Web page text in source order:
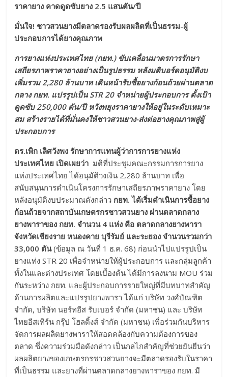
ราคายาง คาดดูดซับยาง 2.5 แสนตัน/ปี
มั่นใจ! ชาวสวนยางมีตลาดรองรับผลผลิตที่เป็นธรรม-ผู้
ประกอบการได้ยางคุณภาพ
การยางแห่งประเทศไทย (กยท.) ขับเคลื่อนมาตรการรักษา
เสถียรภาพราคายางอย่างเป็นรูปธรรม หลังมติบอร์ดอนุมัติงบ
เพิ่มรวม 2,280 ล้านบาท เดินหน้ารับซื้อยางก้อนถ้วยผ่านตลาด
กลาง กยท. แปรรูปเป็น STR 20 จำหน่ายผู้ประกอบการ ตั้งเป้า
ดูดซับ 250,000 ตัน/ปี หวังพยุงราคายางให้อยู่ในระดับเหมาะ
สม สร้างรายได้ที่มั่นคงให้ชาวสวนยาง-ส่งต่อยางคุณภาพสู่ผู้
ประกอบการ
ดร.เพิก เลิศวังพง รักษาการแทนผู้ว่าการการยางแห่ง
ประเทศไทย เปิดเผยว่า มติที่ประชุมคณะกรรมการการยาง
แห่งประเทศไทย ได้อนุมัติวงเงิน 2,280 ล้านบาท เพื่อ
สนับสนุนการดำเนินโครงการรักษาเสถียรภาพราคายาง โดย
หลังอนุมัติงบประมาณดังกล่าว กยท. ได้เริ่มดำเนินการซื้อยาง
ก้อนถ้วยจากสถาบันเกษตรกรชาวสวนยาง ผ่านตลาดกลาง
ยางพาราของ กยท. จำนวน 4 แห่ง คือ ตลาดกลางยางพารา
จังหวัดเชียงราย หนองคาย บุรีรัมย์ และระยอง จำนวนรวมกว่า
33,000 ตัน(ข้อมูล ณ วันที่ 1 ธ.ค. 68) ก่อนนำไปแปรรูปเป็น
ยางแท่ง STR 20 เพื่อจำหน่ายให้ผู้ประกอบการ และกลุ่มลูกค้า
ทั้งในและต่างประเทศ โดยเบื้องต้น ได้มีการลงนาม MOU ร่วม
กันระหว่าง กยท. และผู้ประกอบการรายใหญ่ที่มีบทบาทสำคัญ
ด้านการผลิตและแปรรูปยางพารา ได้แก่ บริษัท วงศ์บัณฑิต
จำกัด, บริษัท นอร์ทอีส รับเบอร์ จำกัด (มหาชน) และ บริษัท
ไทยอีสเทิร์น กรุ๊ป โฮลดิ้งส์ จำกัด (มหาชน) เพื่อร่วมกันบริหาร
จัดการผลผลิตยางพาราให้สอดคล้องกับความต้องการของ
ตลาด ซึ่งความร่วมมือดังกล่าว เป็นกลไกสำคัญที่ช่วยยันยืนว่า
ผลผลิตยางของเกษตรกรชาวสวนยางจะมีตลาดรองรับในราคา
ที่เป็นธรรม และยางที่ผ่านตลาดกลางยางพาราของ กยท. มี